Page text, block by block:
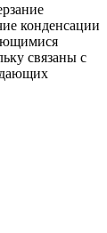
конденсации
связаны с